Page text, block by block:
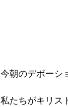
今朝のデボーシ
私たちがキリス